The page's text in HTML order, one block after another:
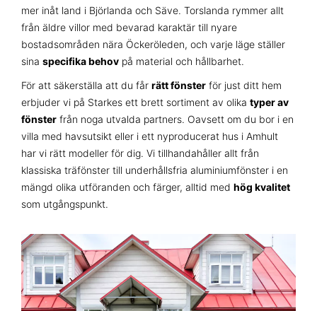
mer inåt land i Björlanda och Säve. Torslanda rymmer allt
från äldre villor med bevarad karaktär till nyare
bostadsområden nära Öckeröleden, och varje läge ställer
sina specifika behov på material och hållbarhet.
För att säkerställa att du får rätt fönster för just ditt hem
erbjuder vi på Starkes ett brett sortiment av olika typer av
fönster från noga utvalda partners. Oavsett om du bor i en
villa med havsutsikt eller i ett nyproducerat hus i Amhult
har vi rätt modeller för dig. Vi tillhandahåller allt från
klassiska träfönster till underhållsfria aluminiumfönster i en
mängd olika utföranden och färger, alltid med hög kvalitet
som utgångspunkt.